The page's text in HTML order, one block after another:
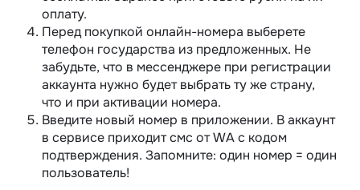
оплату.
Перед покупкой онлайн-номера выберете
телефон государства из предложенных. Не
забудьте, что в мессенджере при регистрации
аккаунта нужно будет выбрать ту же страну,
что и при активации номера.
Введите новый номер в приложении. В аккаунт
в сервисе приходит смс от WA с кодом
подтверждения. Запомните: один номер = один
пользователь!